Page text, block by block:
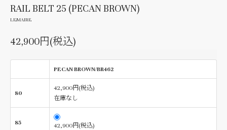
RAIL BELT 25 (PECAN BROWN)
LEMAIRE
42,900円(税込)
PECAN BROWN/BR462
80
42,900円(税込)
在庫なし
85 42,900円(税込)